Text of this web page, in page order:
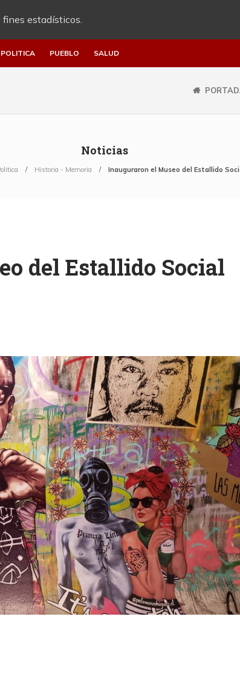
estadísticos.
POLITICA PUEBLO SALUD
Noticias
Historia - Memoria Inauguraron el Museo del Estallido
del Estallido Social